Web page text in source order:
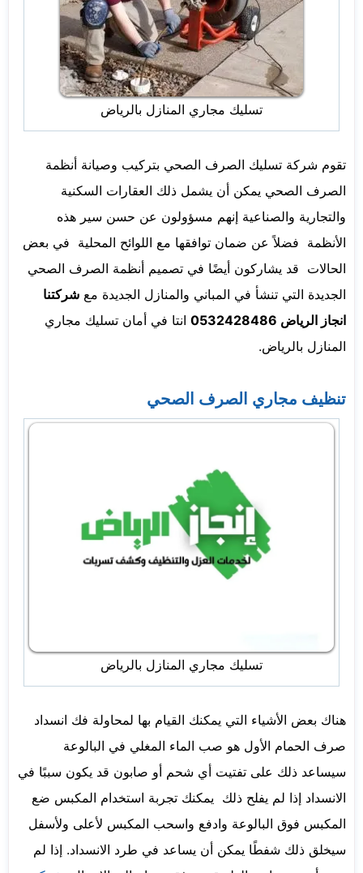
تسليك مجاري المنازل بالرياض
تقوم شركة تسليك الصرف الصحي بتركيب وصيانة أنظمة
الصرف الصحي يمكن أن يشمل ذلك العقارات السكنية
والتجارية والصناعية إنهم مسؤولون عن حسن سير هذه
الأنظمة فضلاً عن ضمان توافقها مع اللوائح المحلية في بعض
الحالات قد يشاركون أيضًا في تصميم أنظمة الصرف الصحي
الجديدة التي تنشأ في المباني والمنازل الجديدة مع شركتنا
انجاز الرياض 0532428486
انتا في أمان تسليك مجاري
المنازل بالرياض.
تنظيف مجاري الصرف الصحي
تسليك مجاري المنازل بالرياض
هناك بعض الأشياء التي يمكنك القيام بها لمحاولة فك انسداد
صرف الحمام الأول هو صب الماء المغلي في البالوعة
سيساعد ذلك على تفتيت أي شحم أو صابون قد يكون سببًا في
الانسداد إذا لم يفلح ذلك يمكنك تجربة استخدام المكبس ضع
المكبس فوق البالوعة وادفع واسحب المكبس لأعلى ولأسفل
سيخلق ذلك شفطًا يمكن أن يساعد في طرد الانسداد. إذا لم